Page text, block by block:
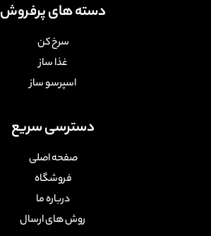
دسترسی سریع
صفحه اصلی
فروشگاه
درباره ما
روش های ارسال
دسته های پرفروش
سرخ کن
غذا ساز
اسپرسو ساز